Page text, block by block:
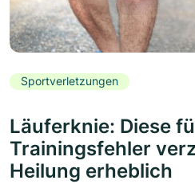
Sportverletzungen
Läuferknie: Diese
Trainingsfehler
Heilung erheblich